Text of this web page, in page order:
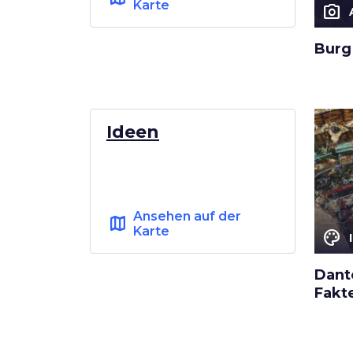
Karte
photo_camera
Ideen
map Ansehen auf der
Karte
color_lens